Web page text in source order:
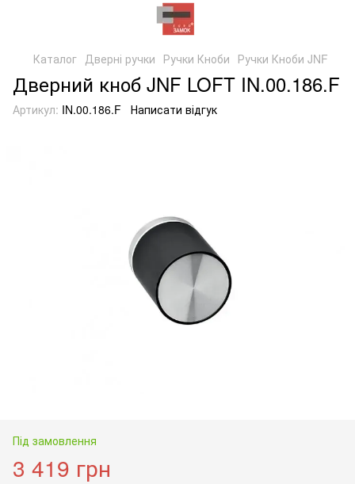
Каталог Дверні ручки Ручки Кноби Ручки Кноби JNF
Дверний кноб JNF LOFT IN.00.186.F
Артикул: IN.00.186.F Написати відгук
Під замовлення
3 419 грн